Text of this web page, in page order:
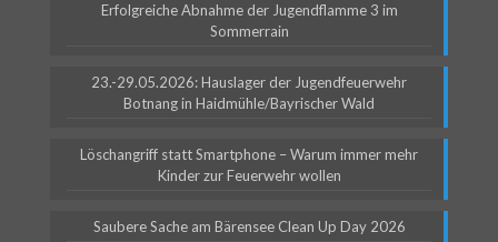
Erfolgreiche Abnahme der Jugendflamme 3 im
Sommerrain
23.-29.05.2026: Hauslager der Jugendfeuerwehr
Botnang in Haidmühle/Bayrischer Wald
Löschangriff statt Smartphone – Warum immer mehr
Kinder zur Feuerwehr wollen
Saubere Sache am Bärensee Clean Up Day 2026